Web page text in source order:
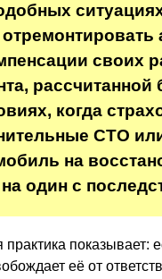
своих
рассчитанной
когда
СТО
на
один с
показывает:
её от